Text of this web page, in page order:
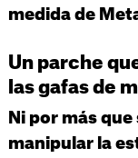
medida de
Un parche
las gafas de
Ni por más
manipular la